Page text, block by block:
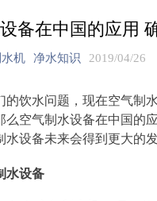
备在中国的应用
机 净水知识 2019/04/26
的饮水问题，现在空气制
么空气制水设备在中国的
水设备未来会得到更大的
水设备